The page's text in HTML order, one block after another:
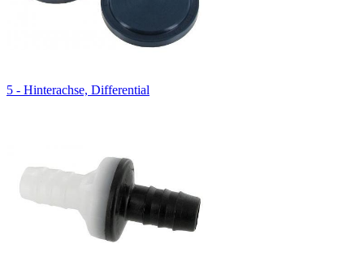
5 - Hinterachse, Differential